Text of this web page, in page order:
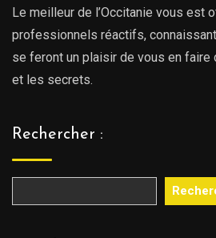
Le meilleur de l’Occitanie vous est
professionnels réactifs,
se feront un plaisir de vous en faire
et les secrets.
Rechercher :